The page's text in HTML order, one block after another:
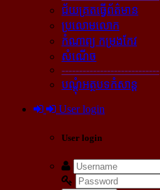
ជ័យគ្រតធ្វើព័ត៌មាន
ប្រលោមលោក
កំណាព្យ កម្រងកែវ
សំណើច
----------------------------
បណ្ដុំអត្ថបទកំសាន្ដ
User login
User login